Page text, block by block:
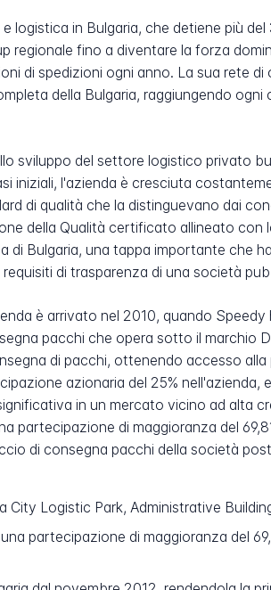
logistica in Bulgaria, che detiene più
regionale fino a diventare la forza
di spedizioni ogni anno. La sua rete
della Bulgaria, raggiungendo
sviluppo del settore logistico privato
iniziali, l'azienda è cresciuta
di qualità che la distinguevano dai
della Qualità certificato allineato
di Bulgaria, una tappa importante che
di trasparenza di una società
è arrivato nel 2010, quando
pacchi che opera sotto il
di pacchi, ottenendo accesso
azionaria del 25%
in un mercato vicino ad alta
partecipazione di maggioranza del
di consegna pacchi della società
City Logistic Park, Administrative
partecipazione di maggioranza del